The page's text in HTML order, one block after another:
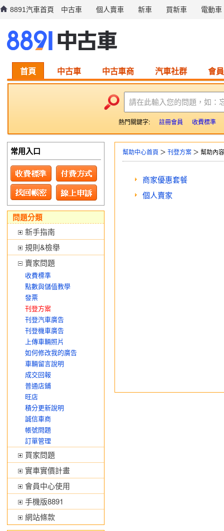
8891汽車首頁 中古車 個人賣車 新車 買新車 電動車
首頁 中古車 中古車商 汽車社群 會
請在此輸入您的問題，如：
熱門關鍵字: 註冊會員 收費標準
幫助中心首頁 ＞ 刊登方案 ＞ 幫助內容
商家優惠套餐
個人賣家
常用入口
問題分類
新手指南
規則&檢舉
賣家問題
收費標準
點數與儲值教學
發票
刊登方案
刊登汽車廣告
刊登機車廣告
上傳車輛照片
如何修改我的廣告
車輛留言說明
成交回報
普通店鋪
旺店
積分更新說明
誠信車商
帳號問題
訂單管理
買家問題
實車實價計畫
會員中心使用
手機版8891
網站條款